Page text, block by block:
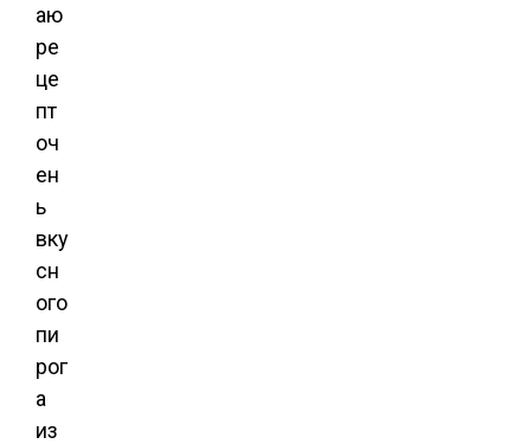
аю
ре
це
пт
оч
ен
ь
вку
сн
ого
пи
рог
а
из